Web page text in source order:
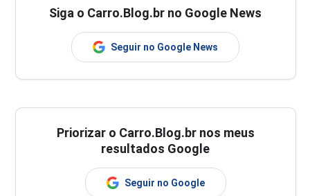
Siga o Carro.Blog.br no Google News
Seguir no Google News
Priorizar o Carro.Blog.br nos meus
resultados Google
Seguir no Google